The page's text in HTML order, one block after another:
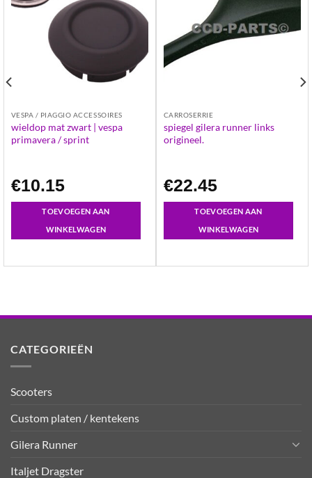
VESPA / PIAGGIO ACCESSOIRES
wieldop mat zwart | vespa
primavera / sprint
€10.15
TOEVOEGEN AAN
WINKELWAGEN
CARROSERRIE
spiegel gilera runner links
origineel.
€22.45
TOEVOEGEN AAN
WINKELWAGEN
CATEGORIEËN
Scooters
Custom platen / kentekens
Gilera Runner
Italjet Dragster